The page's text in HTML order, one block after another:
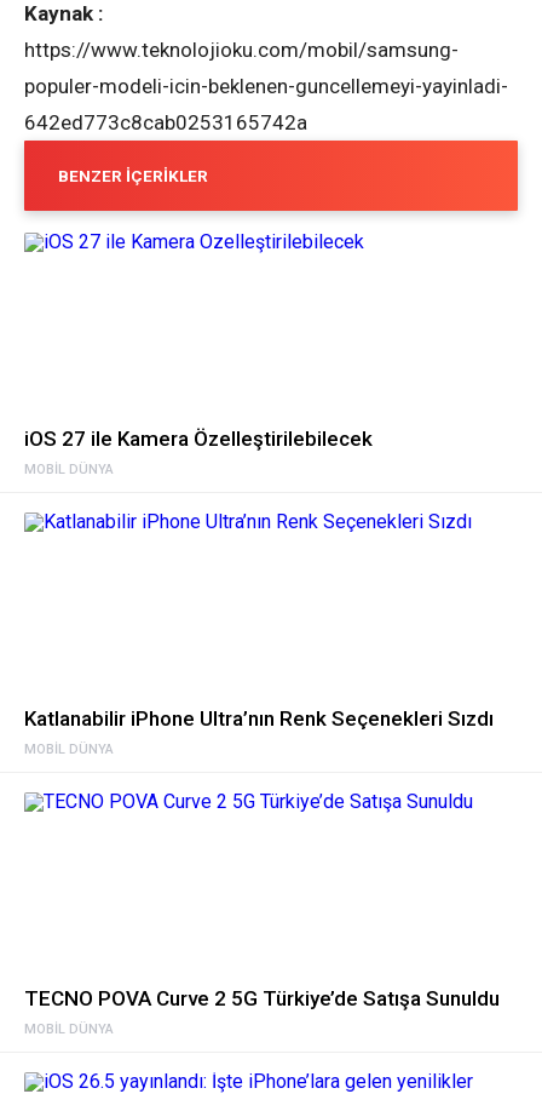
Kaynak :
https://www.teknolojioku.com/mobil/samsung-
populer-modeli-icin-beklenen-guncellemeyi-yayinladi-
642ed773c8cab0253165742a
BENZER İÇERIKLER
MOBIL DÜNYA
iOS 27 ile Kamera Özelleştirilebilecek
MOBIL DÜNYA
Katlanabilir iPhone Ultra’nın Renk Seçenekleri Sızdı
MOBIL DÜNYA
TECNO POVA Curve 2 5G Türkiye’de Satışa Sunuldu